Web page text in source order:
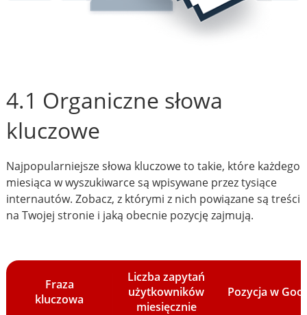
4.1 Organiczne słowa
kluczowe
Najpopularniejsze słowa kluczowe to takie, które każdego
miesiąca w wyszukiwarce są wpisywane przez tysiące
internautów. Zobacz, z którymi z nich powiązane są treści
na Twojej stronie i jaką obecnie pozycję zajmują.
Fraza
kluczowa
Liczba zapytań
użytkowników
miesięcznie
Pozycja w